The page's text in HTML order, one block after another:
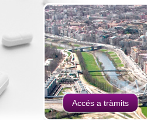
Accés a tràmits